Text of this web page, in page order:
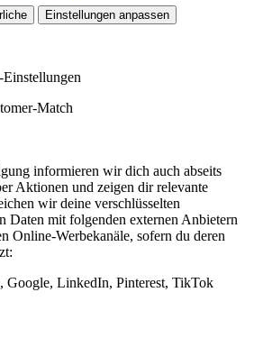
Einstellungen anpassen
Match
informieren wir dich auch abseits
Aktionen und zeigen dir relevante
wir deine verschlüsselten
Daten mit folgenden externen Anbietern
Online-Werbekanäle, sofern du deren
Google, LinkedIn, Pinterest, TikTok